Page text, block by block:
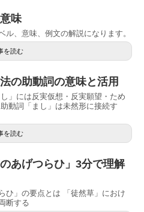
味
ル、意味、例文の解説になります。
を読む
の助動詞の意味と活用
」には反実仮想・反実願望・ため
動詞「まし」は未然形に接続す
を読む
あげつらひ」3分で理解
ひ」の要点とは 「徒然草」におけ
断する